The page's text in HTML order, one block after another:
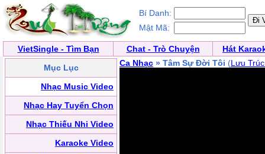
Bí Danh:
Mật Mã:
VietSingle - Tìm Bạn Chat - Trò Chuyện
Hát
Mục Lục
Nhạc Music Video
Nhạc Hay Tuyển Chọn
Nhạc Thiếu Nhi Video
Karaoke Video
Ca Nhạc » Tâm Sự Đời Tôi (Lưu